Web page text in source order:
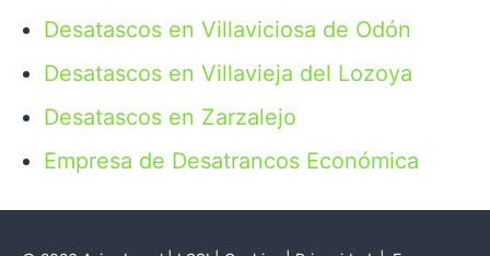
Desatascos en Villaviciosa de Odón
Desatascos en Villavieja del Lozoya
Desatascos en Zarzalejo
Empresa de Desatrancos Económica